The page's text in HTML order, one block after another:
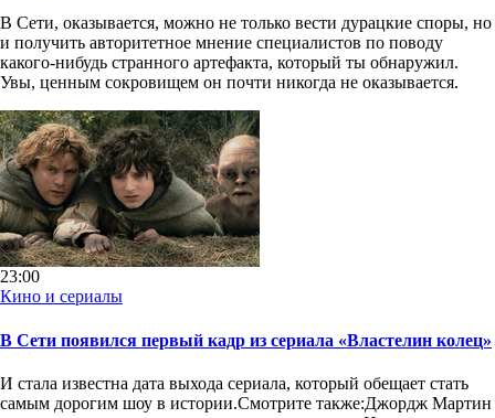
В Сети, оказывается, можно не только вести дурацкие споры, но
и получить авторитетное мнение специалистов по поводу
какого-нибудь странного артефакта, который ты обнаружил.
Увы, ценным сокровищем он почти никогда не оказывается.
23:00
Кино и сериалы
В Сети появился первый кадр из сериала «Властелин колец»
И стала известна дата выхода сериала, который обещает стать
самым дорогим шоу в истории.Смотрите также:Джордж Мартин